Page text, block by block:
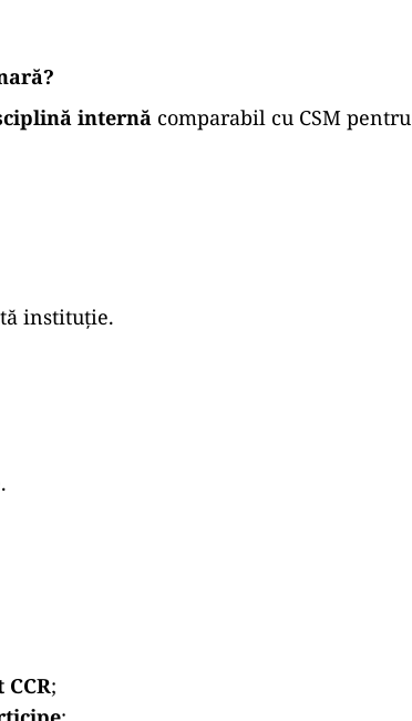
internă comparabil cu CSM pentru
instituție.
;